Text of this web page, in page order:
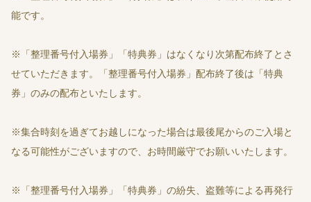
能です。
※「整理番号付入場券」「特典券」はなくなり次第配布終了とさ
せていただきます。「整理番号付入場券」配布終了後は「特典
券」のみの配布といたします。
※集合時刻を過ぎてお越しになった場合は最後尾からのご入場と
なる可能性がございますので、お時間厳守でお願いいたします。
※「整理番号付入場券」「特典券」の紛失、盗難等による再発行